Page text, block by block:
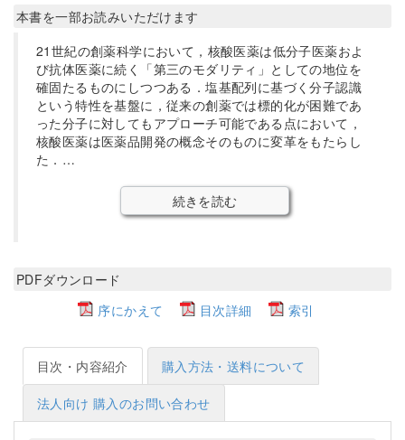
本書を一部お読みいただけます
21世紀の創薬科学において，核酸医薬は低分子医薬およ
び抗体医薬に続く「第三のモダリティ」としての地位を
確固たるものにしつつある．塩基配列に基づく分子認識
という特性を基盤に，従来の創薬では標的化が困難であ
った分子に対してもアプローチ可能である点において，
核酸医薬は医薬品開発の概念そのものに変革をもたらし
た．…
続きを読む
PDFダウンロード
序にかえて
目次詳細 索引
目次・内容紹介 購入方法・送料について
法人向け 購入のお問い合わせ